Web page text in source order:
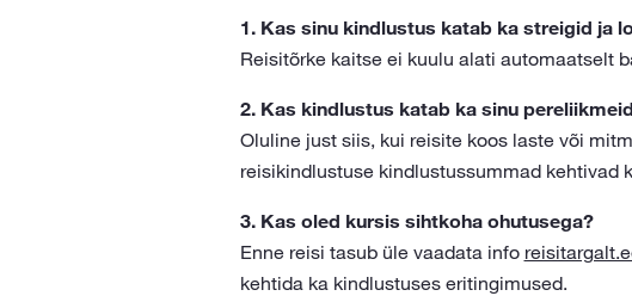
1. Kas sinu kindlustus katab ka streigid ja
Reisitõrke kaitse ei kuulu alati automaatselt
2. Kas kindlustus katab ka sinu
Oluline just siis, kui reisite koos laste või
reisikindlustuse kindlustussummad kehtivad
3. Kas oled kursis sihtkoha ohutusega?
Enne reisi tasub üle vaadata info
kehtida ka kindlustuses eritingimused.